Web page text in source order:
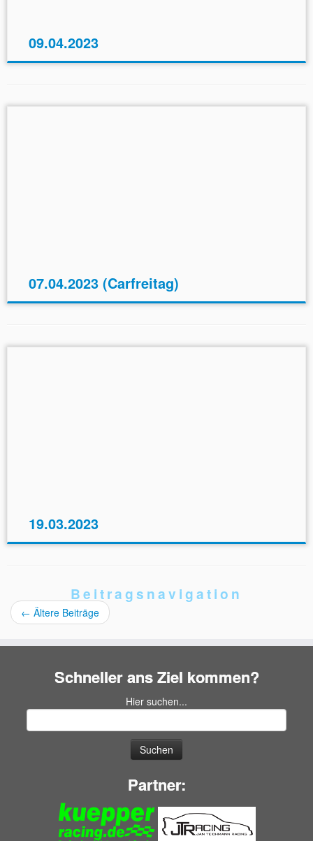
09.04.2023
07.04.2023 (Carfreitag)
19.03.2023
Beitragsnavigation
← Ältere Beiträge
Schneller ans Ziel kommen?
Hier suchen...
Partner: